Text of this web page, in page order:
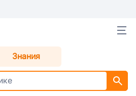
Знания